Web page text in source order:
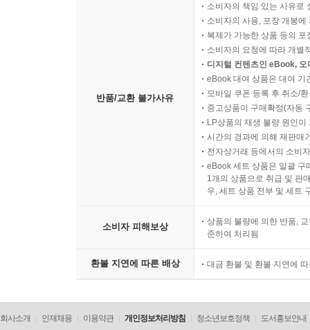
반품/교환 불가사유
소비자의 책임 있는 사유로
소비자의 사용, 포장 개봉
복제가 가능한 상품 등의
소비자의 요청에 따라 개별
디지털 컨텐츠인 eBook,
eBook 대여 상품은 대여 기
모바일 쿠폰 등록 후 취소/
중고상품이 구매확정(자동
LP상품의 재생 불량 원인
시간의 경과에 의해 재판매
전자상거래 등에서의 소비
eBook 세트 상품은 일괄 구
1개의 상품으로 취급 및 판
우, 세트 상품 전부 및 세트
소비자 피해보상
상품의 불량에 의한 반품,
준하여 처리됨
환불 지연에 따른 배상 대금 환불 및 환불 지연에
회사소개 인재채용 이용약관 개인정보처리방침 청소년보호정책 도서홍보안내